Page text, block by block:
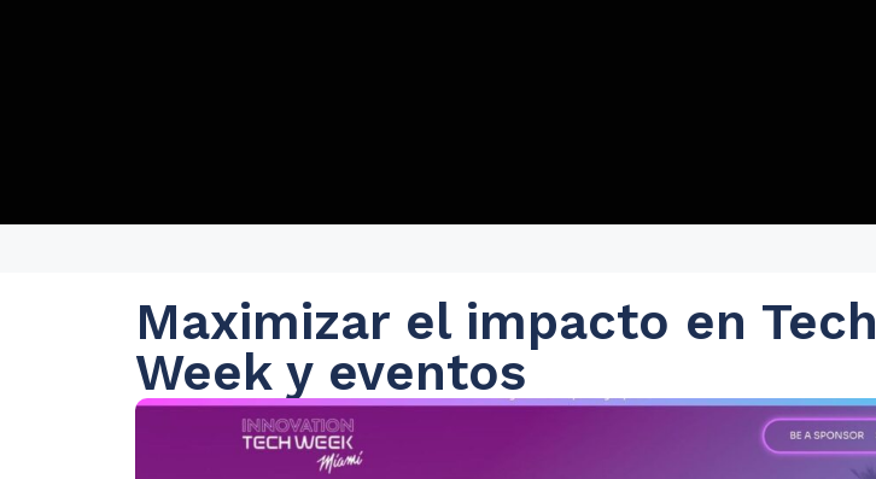
Maximizar el impacto en Tech
Week y eventos